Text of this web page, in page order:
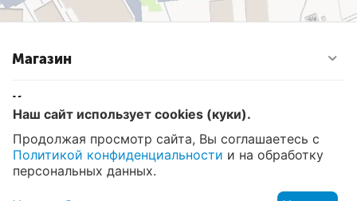
Магазин
Контакты
© 2008 - 2026 Эра Тепла. Интернет магазин отопительных
систем и водоснабжения в Москве
Наш сайт использует cookies (куки).
Продолжая просмотр сайта, Вы соглашаетесь с
Политикой конфиденциальности и на обработку
персональных данных.